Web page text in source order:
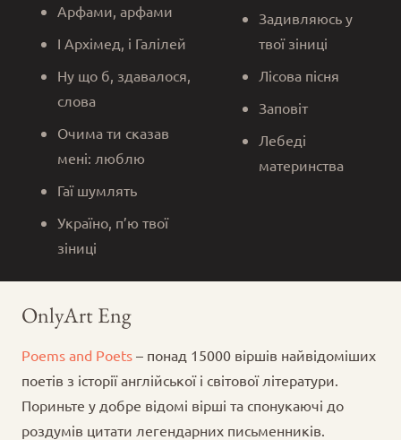
Арфами, арфами
І Архімед, і Галілей
Ну що б, здавалося,
слова
Очима ти сказав
мені: люблю
Гаї шумлять
Україно, п’ю твої
зіниці
Задивляюсь у
твої зіниці
Лісова пісня
Заповіт
Лебеді
материнства
OnlyArt Eng
Poems and Poets – понад 15000 віршів найвідоміших
поетів з історії англійської і світової літератури.
Пориньте у добре відомі вірші та спонукаючі до
роздумів цитати легендарних письменників.